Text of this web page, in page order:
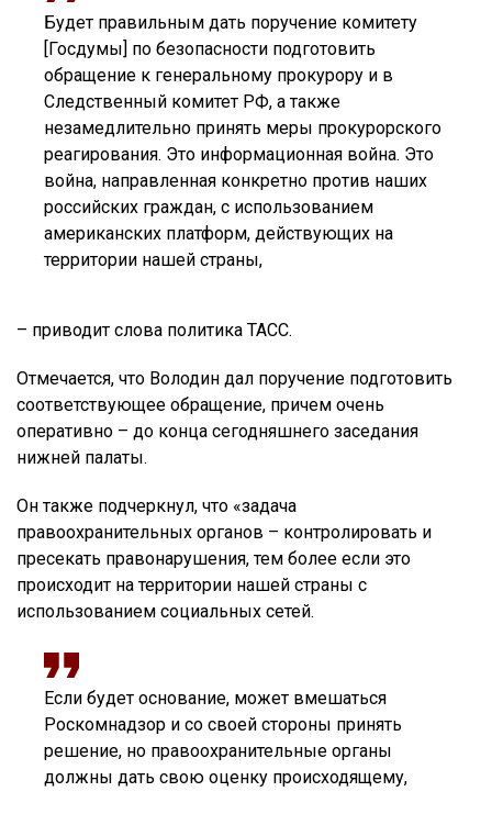
Будет правильным дать поручение комитету
[Госдумы] по безопасности подготовить
обращение к генеральному прокурору и в
Следственный комитет РФ, а также
незамедлительно принять меры прокурорского
реагирования. Это информационная война. Это
война, направленная конкретно против наших
российских граждан, с использованием
американских платформ, действующих на
территории нашей страны,
– приводит слова политика ТАСС.
Отмечается, что Володин дал поручение подготовить
соответствующее обращение, причем очень
оперативно – до конца сегодняшнего заседания
нижней палаты.
Он также подчеркнул, что «задача
правоохранительных органов – контролировать и
пресекать правонарушения, тем более если это
происходит на территории нашей страны с
использованием социальных сетей.
Если будет основание, может вмешаться
Роскомнадзор и со своей стороны принять
решение, но правоохранительные органы
должны дать свою оценку происходящему,